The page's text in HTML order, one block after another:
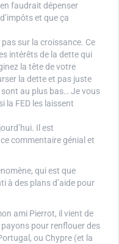
faudrait dépenser
et que ça
sur la croissance. Ce
intérêts de la dette qui
la tête de votre
la dette et pas juste
au plus bas… Je vous
la FED les laissent
Il est
commentaire génial et
qui est que
à des plans d’aide pour
ami Pierrot, il vient de
payons pour renflouer des
ou Chypre (et la